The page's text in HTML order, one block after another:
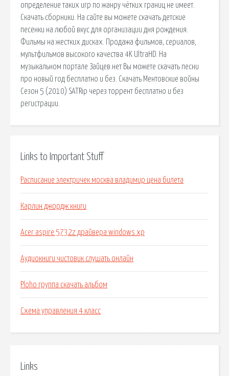
определение таких игр по жанру чётких границ не имеет.
Скачать сборники. На сайте вы можете скачать детские
песенки на любой вкус для организации дня рождения.
Фильмы на жестких дисках. Продажа фильмов, сериалов,
мультфильмов высокого качества 4K UltraHD. На
музыкальном портале Зайцев.нет Вы можете скачать песни
про новый год бесплатно и без. Скачать Ментовские войны
Сезон 5 (2010) SATRip через торрент бесплатно и без
регистрации.
Links to Important Stuff
Расписание электричек москва владимир цена билета
Карлин джордж книги
Acer aspire 5732z драйвера windows xp
Аудиокниги чистовик слушать онлайн
Ploho группа скачать альбом
Схема управления 4 класс
Links